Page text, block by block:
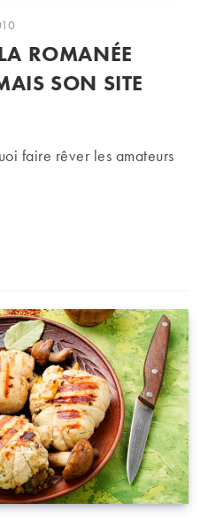
ROMANÉE
SON SITE
faire rêver les amateurs
de la Romanée Conti a désormais son